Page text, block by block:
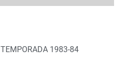
TEMPORADA 1983-84